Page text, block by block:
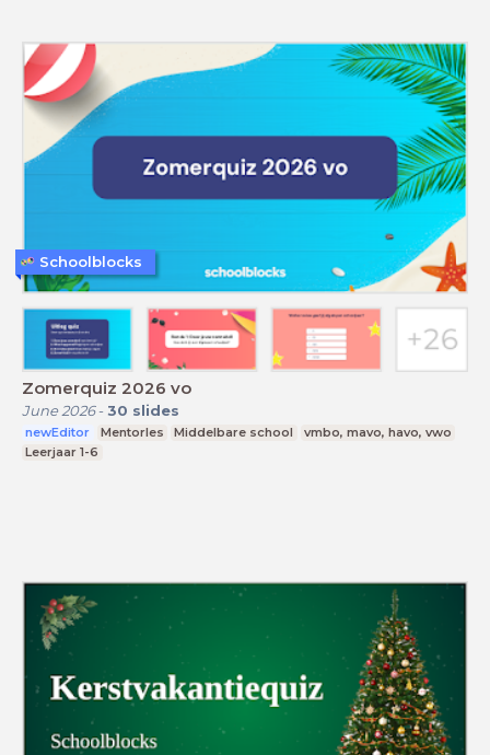
Zomerquiz 2026 vo
June 2026- 30 slides
newEditor Mentorles Middelbare school
vmbo, mavo, havo, vwo
Leerjaar 1-6
Schoolblocks